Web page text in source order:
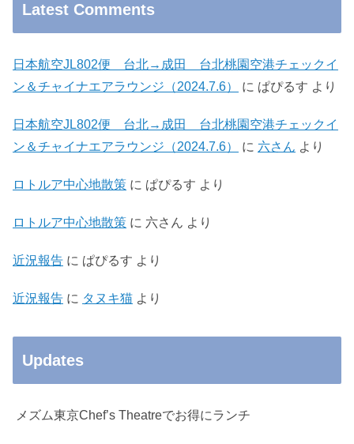
Latest Comments
日本航空JL802便 台北→成田 台北桃園空港チェックイ
ン＆チャイナエアラウンジ（2024.7.6）
に ぱぴるす より
日本航空JL802便 台北→成田 台北桃園空港チェックイ
ン＆チャイナエアラウンジ（2024.7.6）
に 六さん より
ロトルア中心地散策 に ぱぴるす より
ロトルア中心地散策 に 六さん より
近況報告 に ぱぴるす より
近況報告 に タヌキ猫 より
Updates
メズム東京Chef’s Theatreでお得にランチ